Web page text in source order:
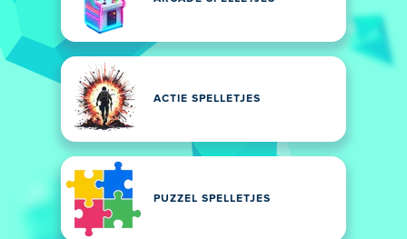
ACTIE SPELLETJES
PUZZEL SPELLETJES